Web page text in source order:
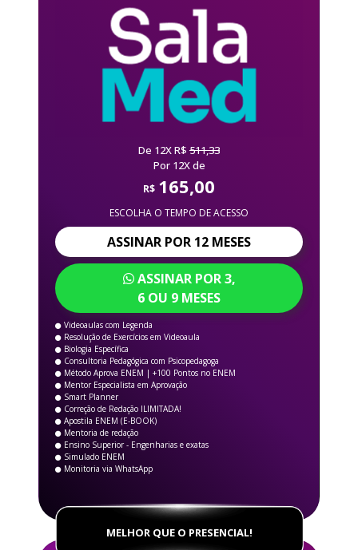
De 12X R$ 511,33
Por 12X de
R$ 165,00
ESCOLHA O TEMPO DE ACESSO
ASSINAR POR 12 MESES
ASSINAR POR 3,
6 OU 9 MESES
Videoaulas com Legenda
Resolução de Exercícios em Videoaula
Biologia Específica
Consultoria Pedagógica com Psicopedagoga
Método Aprova ENEM | +100 Pontos no ENEM
Mentor Especialista em Aprovação
Smart Planner
Correção de Redação ILIMITADA!
Apostila ENEM (E-BOOK)
Mentoria de redação
Ensino Superior - Engenharias e exatas
Simulado ENEM
Monitoria via WhatsApp
MELHOR QUE O PRESENCIAL!